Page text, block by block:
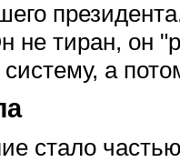
не тиран, он
а
стало